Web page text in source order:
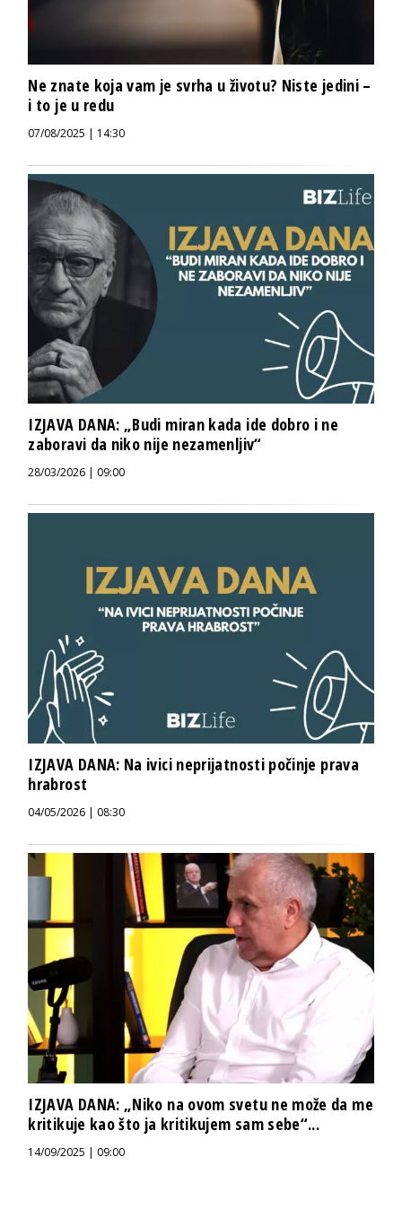
Ne znate koja vam je svrha u životu? Niste jedini –
i to je u redu
07/08/2025 | 14:30
IZJAVA DANA: „Budi miran kada ide dobro i ne
zaboravi da niko nije nezamenljiv“
28/03/2026 | 09:00
IZJAVA DANA: Na ivici neprijatnosti počinje prava
hrabrost
04/05/2026 | 08:30
IZJAVA DANA: „Niko na ovom svetu ne može da me
kritikuje kao što ja kritikujem sam sebe“...
14/09/2025 | 09:00